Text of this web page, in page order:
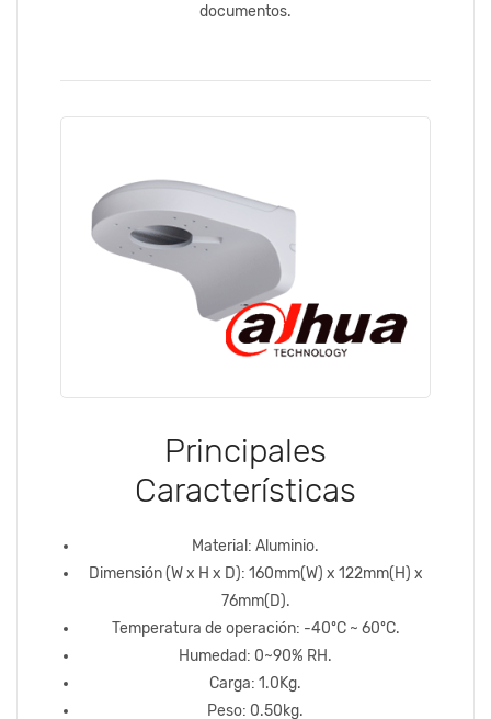
documentos.
Principales
Características
Material: Aluminio.
Dimensión (W x H x D): 160mm(W) x 122mm(H) x
76mm(D).
Temperatura de operación: -40ºC ~ 60ºC.
Humedad: 0~90% RH.
Carga: 1.0Kg.
Peso: 0.50kg.